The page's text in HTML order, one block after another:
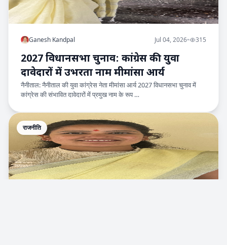
Ganesh Kandpal Jul 04, 2026• 315
2027 विधानसभा चुनाव: कांग्रेस की युवा
दावेदारों में उभरता नाम मीमांसा आर्य
नैनीताल: नैनीताल की युवा कांग्रेस नेता मीमांसा आर्य 2027 विधानसभा चुनाव में
कांग्रेस की संभावित दावेदारों में प्रमुख नाम के रूप …
राजनीति